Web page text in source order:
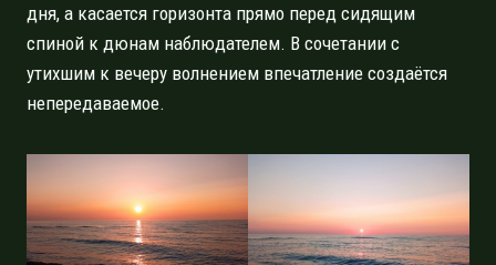
дня, а касается горизонта прямо перед сидящим
спиной к дюнам наблюдателем. В сочетании с
утихшим к вечеру волнением впечатление создаётся
непередаваемое.